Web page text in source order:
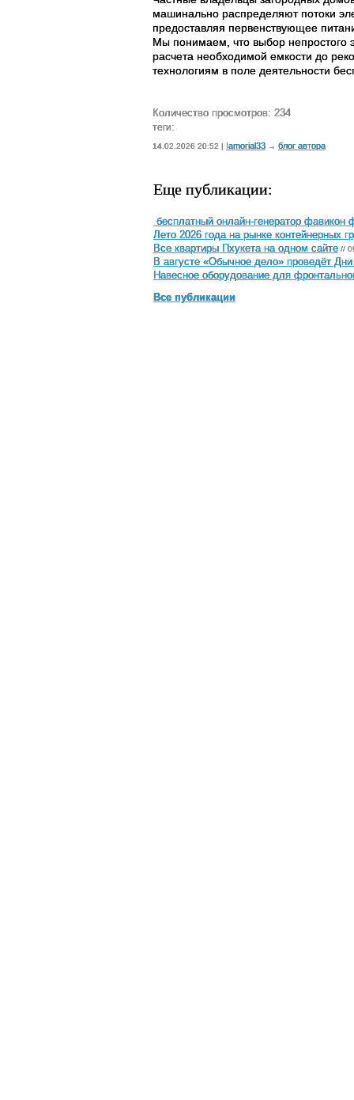
машинально распределяют потоки
предоставляя первенствующее
Мы понимаем, что выбор непростого
расчета необходимой емкости до
технологиям в поле деятельности
Количество просмотров: 234
теги:
14.02.2026 20:52 | Iamorial33 → блог автора
Еще публикации:
бесплатный онлайн-генератор фавикон
Лето 2026 года на рынке контейнерных
Все квартиры Пхукета на одном сайте //
В августе «Обычное дело» проведёт
Навесное оборудование для
Все публикации